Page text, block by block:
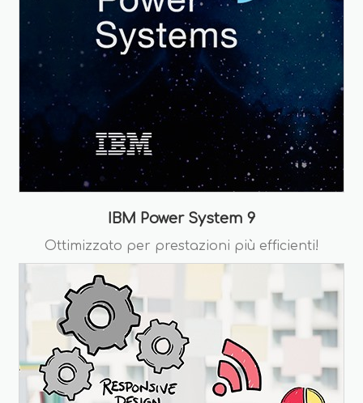
IBM Power System 9
Ottimizzato per prestazioni più efficienti!